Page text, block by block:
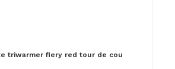
triwarmer fiery red tour de cou